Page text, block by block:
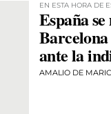
EN ESTA HORA DE
España
ante la
AMALIO DE